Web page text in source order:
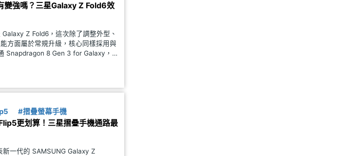
變強嗎？三星Galaxy Z Fold6效
Z Fold6，這次除了調整外型、
方面屬於常規升級，核心同樣採用與
Snapdragon 8 Gen 3 for Galaxy，電
#摺疊螢幕手機
更划算！三星摺疊手機通路最
新一代的 SAMSUNG Galaxy Z